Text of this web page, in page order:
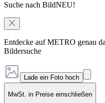
Suche nach BildNEU!
Entdecke auf METRO genau
Bildersuche
Lade ein Foto hoch
MwSt. in Preise einschließen